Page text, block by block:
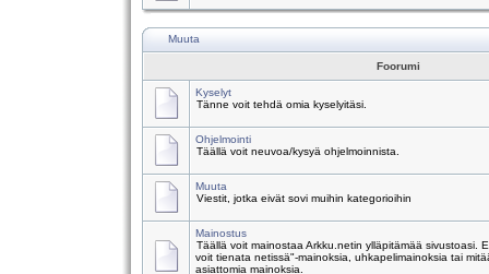
Muuta
Foorumi
Kyselyt
Tänne voit tehdä omia kyselyitäsi.
Ohjelmointi
Täällä voit neuvoa/kysyä ohjelmoinnista.
Muuta
Viestit, jotka eivät sovi muihin kategorioihin
Mainostus
Täällä voit mainostaa Arkku.netin ylläpitämää sivustoasi.
voit tienata netissä"-mainoksia, uhkapelimainoksia tai
asiattomia mainoksia.